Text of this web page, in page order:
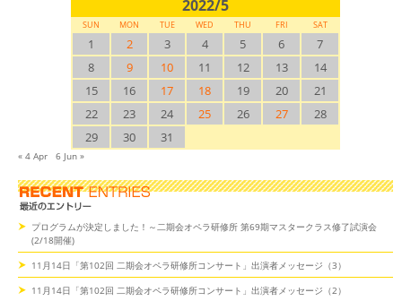
2022/5
SUN MON TUE WED THU FRI SAT
1 2 3 4 5 6
7
8
9 10 11 12 13
14
15
16 17 18 19 20
21
22
23 24 25 26 27
28
29
30 31
« 4 Apr 6 Jun »
プログラムが決定しました！～二期会オペラ研修所 第69期マスタークラス修了試演会
(2/18開催)
11月14日「第102回 二期会オペラ研修所コンサート」出演者メッセージ（3）
11月14日「第102回 二期会オペラ研修所コンサート」出演者メッセージ（2）